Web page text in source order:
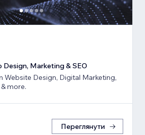
Design, Marketing & SEO
Website Design, Digital Marketing,
more.
Переглянути